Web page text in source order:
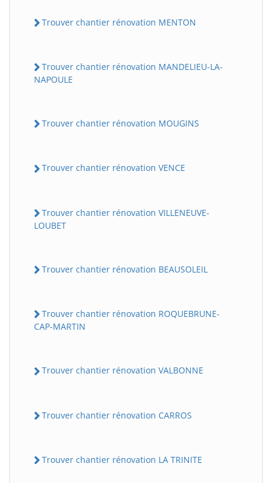
Trouver chantier rénovation MENTON
Trouver chantier rénovation MANDELIEU-LA-
NAPOULE
Trouver chantier rénovation MOUGINS
Trouver chantier rénovation VENCE
Trouver chantier rénovation VILLENEUVE-
LOUBET
Trouver chantier rénovation BEAUSOLEIL
Trouver chantier rénovation ROQUEBRUNE-
CAP-MARTIN
Trouver chantier rénovation VALBONNE
Trouver chantier rénovation CARROS
Trouver chantier rénovation LA TRINITE